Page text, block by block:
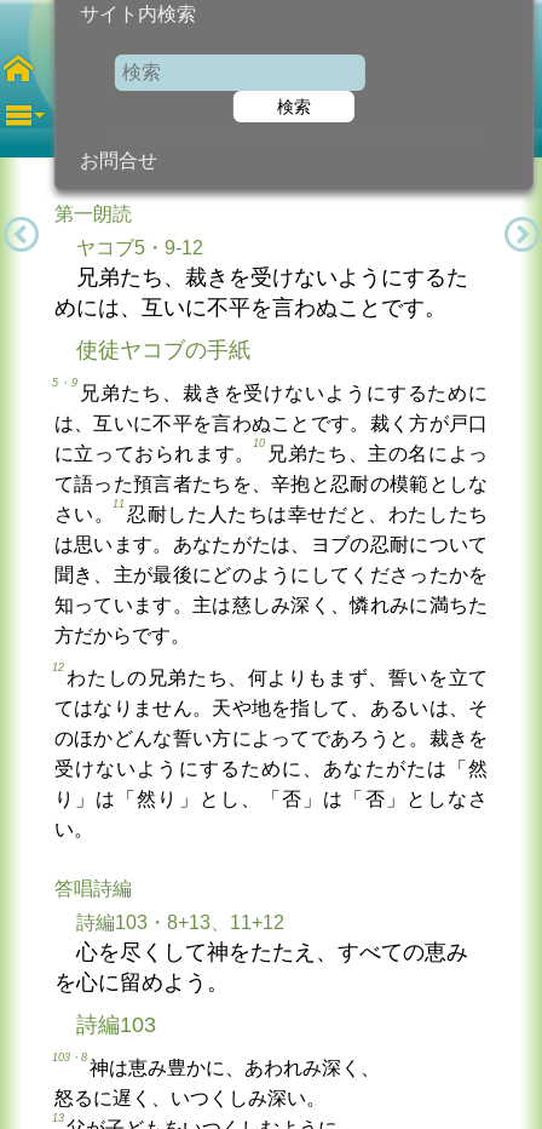
サイト内検索
検索
お問合せ
第7金曜日年間
第一朗読
ヤコブ5・9-12
兄弟たち、裁きを受けないようにするた
めには、互いに不平を言わぬことです。
使徒ヤコブの手紙
5・9
兄弟たち、裁きを受けないようにするために
は、互いに不平を言わぬことです。裁く方が戸口
に立っておられます。
10
兄弟たち、主の名によっ
て語った預言者たちを、辛抱と忍耐の模範としな
さい。
11
忍耐した人たちは幸せだと、わたしたち
は思います。あなたがたは、ヨブの忍耐について
聞き、主が最後にどのようにしてくださったかを
知っています。主は慈しみ深く、憐れみに満ちた
方だからです。
12
わたしの兄弟たち、何よりもまず、誓いを立て
てはなりません。天や地を指して、あるいは、そ
のほかどんな誓い方によってであろうと。裁きを
受けないようにするために、あなたがたは「然
り」は「然り」とし、「否」は「否」としなさ
い。
答唱詩編
詩編103・8+13、11+12
心を尽くして神をたたえ、すべての恵み
を心に留めよう。
詩編103
103・8
神は恵み豊かに、あわれみ深く、
怒るに遅く、いつくしみ深い。
13